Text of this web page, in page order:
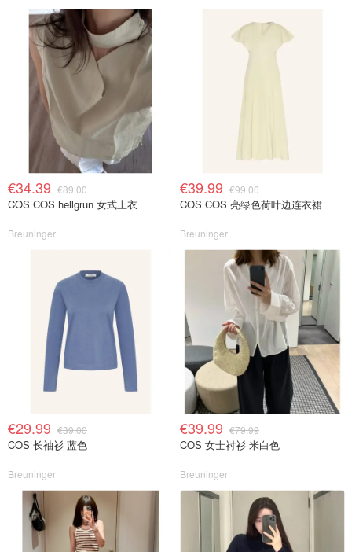
€34.39 €89.00
COS COS hellgrun 女式上衣
Breuninger
€39.99 €99.00
COS COS 亮绿色荷叶边连衣裙
Breuninger
€29.99 €39.00
COS 长袖衫 蓝色
Breuninger
€39.99 €79.99
COS 女士衬衫 米白色
Breuninger